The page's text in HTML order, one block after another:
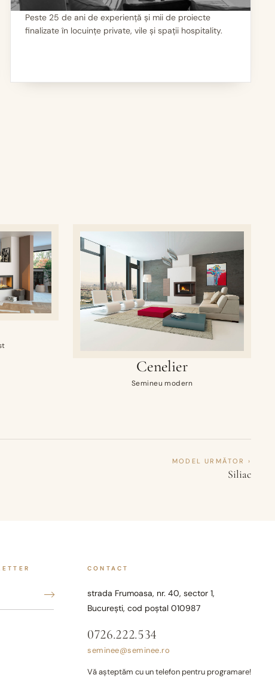
III
Peste 25 de ani de experiență și mii de proiecte
finalizate în locuințe private, vile și spații hospitality.
Cenelier
Semineu modern
MODEL URMĂTOR ›
Siliac
CONTACT
strada Frumoasa, nr. 40, sector 1,
București, cod poștal 010987
0726.222.534
seminee@seminee.ro
Vă așteptăm cu un telefon pentru programare!